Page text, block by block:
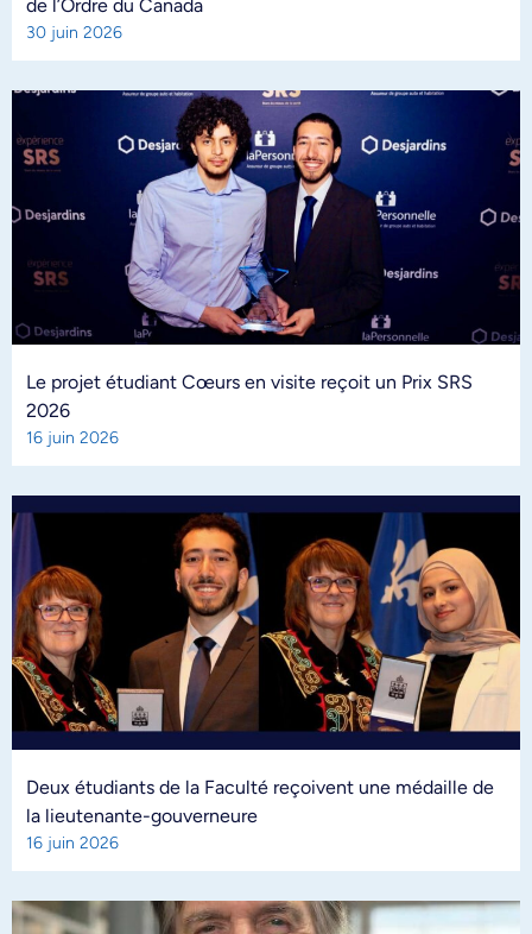
de l’Ordre du Canada
30 juin 2026
Le projet étudiant Cœurs en visite reçoit un Prix SRS
2026
16 juin 2026
Deux étudiants de la Faculté reçoivent une médaille de
la lieutenante-gouverneure
16 juin 2026